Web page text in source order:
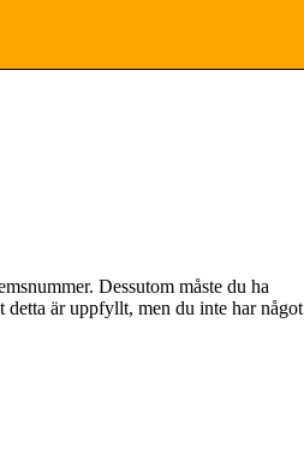
Dessutom måste du ha
detta är uppfyllt, men du inte har något